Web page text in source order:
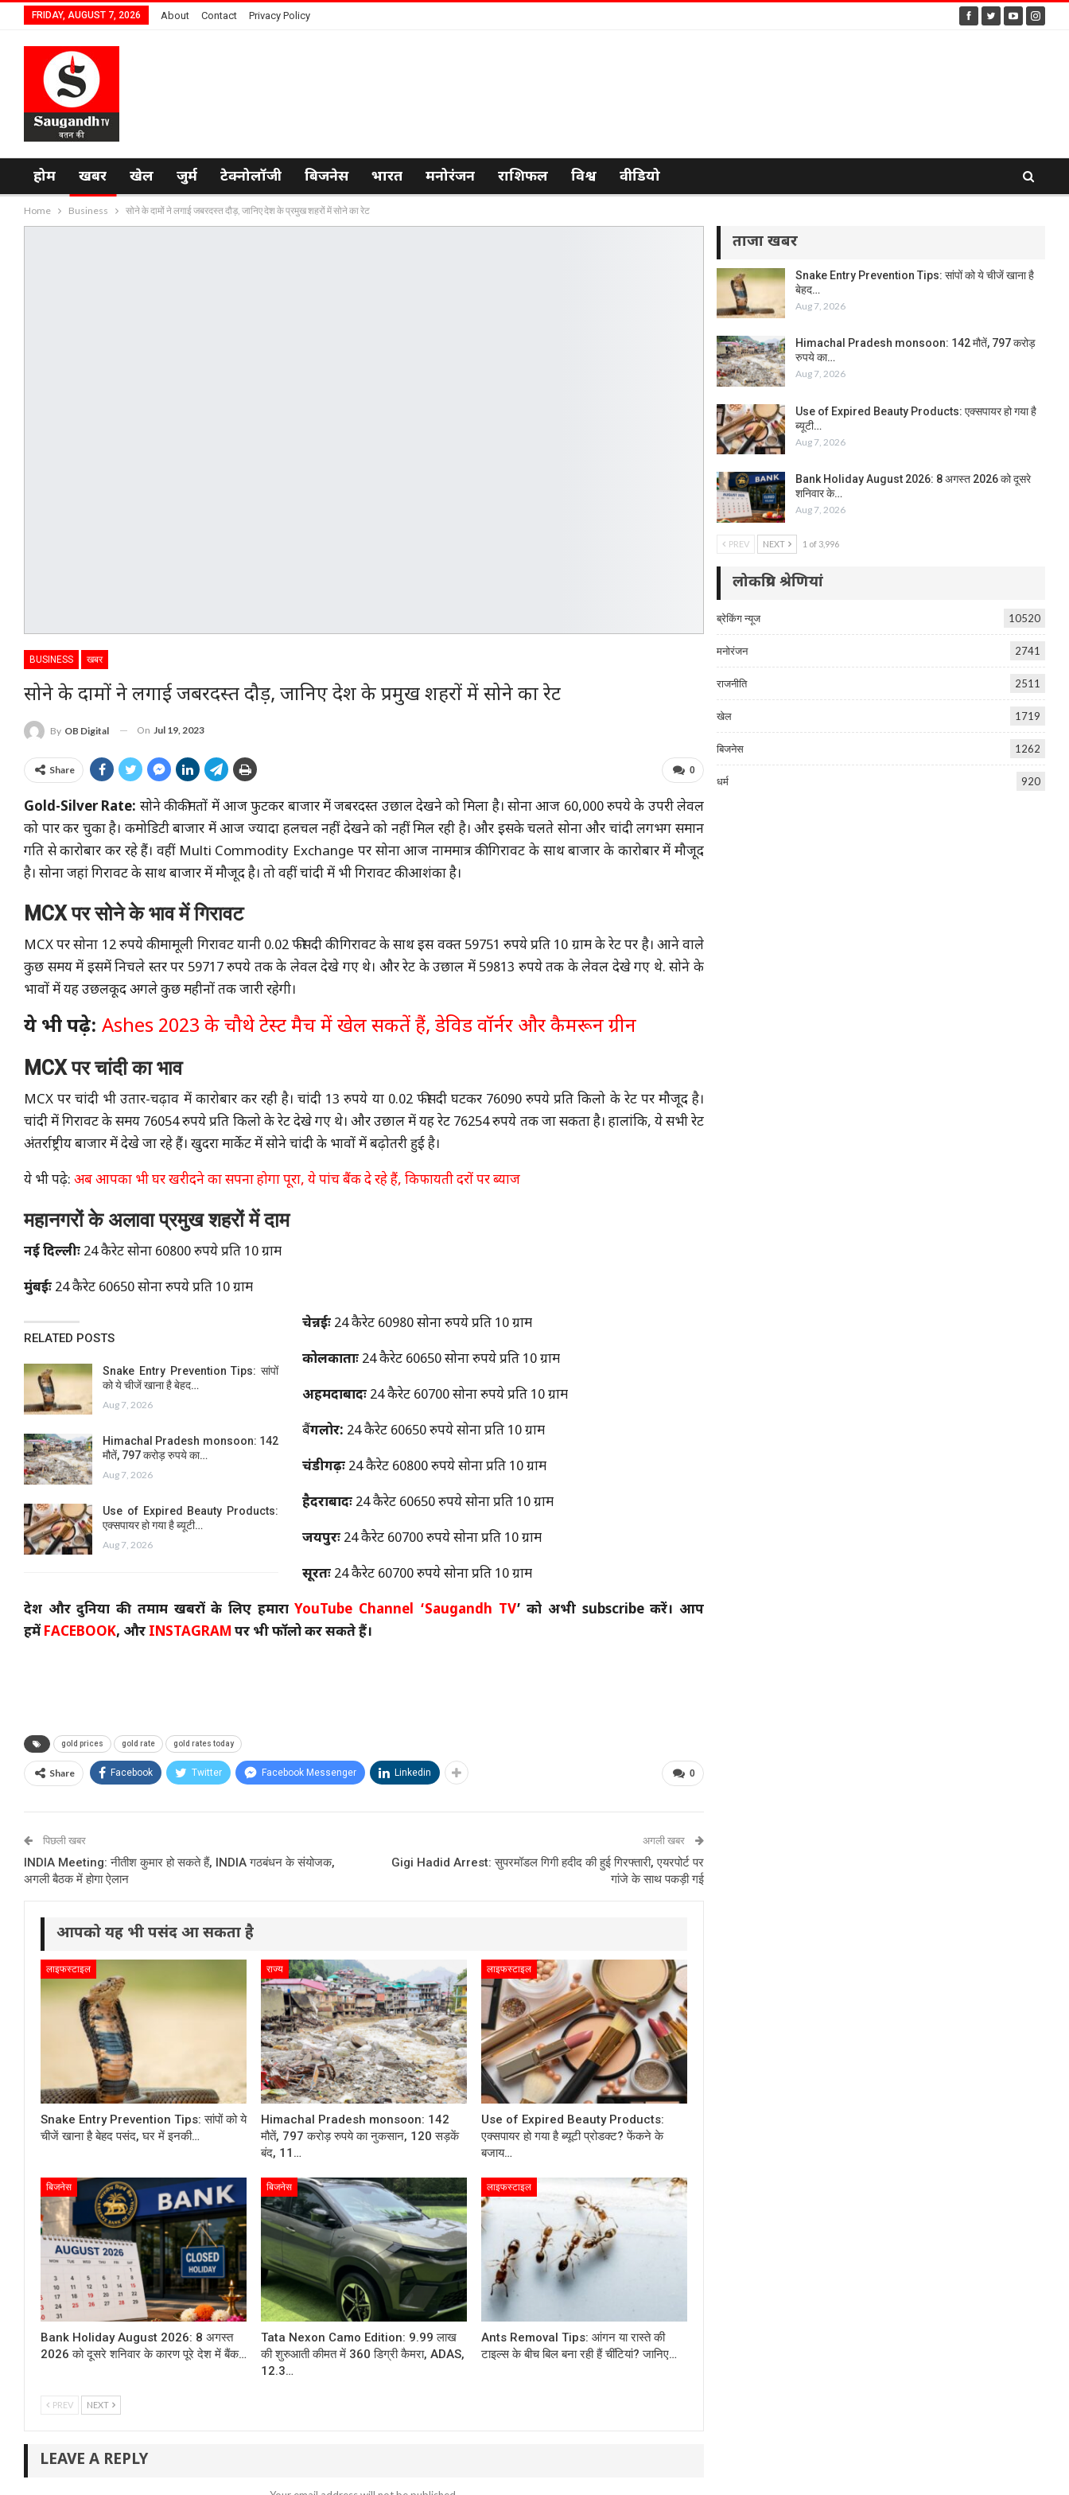
FRIDAY, AUGUST 7, 2026 About Contact Privacy Policy
होम खबर खेल जुर्म टेक्नोलॉजी बिजनेस भारत मनोरंजन राशिफल विश्व वीडियो
Home Business सोने के दामों ने लगाई जबरदस्त दौड़, जानिए देश के प्रमुख शहरों में सोने का रेट
BUSINESS खबर
सोने के दामों ने लगाई जबरदस्त दौड़, जानिए देश के प्रमुख शहरों में सोने का रेट
By OB Digital On Jul 19, 2023
0
Share
Gold-Silver Rate: सोने की कीमतों में आज फुटकर बाजार में जबरदस्त उछाल देखने को मिला है। सोना आज 60,000 रुपये के उपरी लेवल
को पार कर चुका है। कमोडिटी बाजार में आज ज्यादा हलचल नहीं देखने को नहीं मिल रही है। और इसके चलते सोना और चांदी लगभग समान
गति से कारोबार कर रहे हैं। वहीं Multi Commodity Exchange पर सोना आज नाममात्र की गिरावट के साथ बाजार के कारोबार में मौजूद
है। सोना जहां गिरावट के साथ बाजार में मौजूद है। तो वहीं चांदी में भी गिरावट की आशंका है।
MCX पर सोने के भाव में गिरावट
MCX पर सोना 12 रुपये की मामूली गिरावट यानी 0.02 फीसदी की गिरावट के साथ इस वक्त 59751 रुपये प्रति 10 ग्राम के रेट पर है। आने वाले
कुछ समय में इसमें निचले स्तर पर 59717 रुपये तक के लेवल देखे गए थे। और रेट के उछाल में 59813 रुपये तक के लेवल देखे गए थे. सोने के
भावों में यह उछलकूद अगले कुछ महीनों तक जारी रहेगी।
ये भी पढ़े: Ashes 2023 के चौथे टेस्ट मैच में खेल सकतें हैं, डेविड वॉर्नर और कैमरून ग्रीन
MCX पर चांदी का भाव
MCX पर चांदी भी उतार-चढ़ाव में कारोबार कर रही है। चांदी 13 रुपये या 0.02 फीसदी घटकर 76090 रुपये प्रति किलो के रेट पर मौजूद है।
चांदी में गिरावट के समय 76054 रुपये प्रति किलो के रेट देखे गए थे। और उछाल में यह रेट 76254 रुपये तक जा सकता है। हालांकि, ये सभी रेट
अंतर्राष्ट्रीय बाजार में देखे जा रहे हैं। खुदरा मार्केट में सोने चांदी के भावों में बढ़ोतरी हुई है।
ये भी पढ़े: अब आपका भी घर खरीदने का सपना होगा पूरा, ये पांच बैंक दे रहे हैं, किफायती दरों पर ब्याज
महानगरों के अलावा प्रमुख शहरों में दाम
नई दिल्लीः 24 कैरेट सोना 60800 रुपये प्रति 10 ग्राम
मुंबईः 24 कैरेट 60650 सोना रुपये प्रति 10 ग्राम
RELATED POSTS
Snake Entry Prevention Tips: सांपों
को ये चीजें खाना है बेहद…
Aug 7, 2026
Himachal Pradesh monsoon: 142
मौतें, 797 करोड़ रुपये का…
Aug 7, 2026
Use of Expired Beauty Products:
एक्सपायर हो गया है ब्यूटी…
Aug 7, 2026
चेन्नईः 24 कैरेट 60980 सोना रुपये प्रति 10 ग्राम
कोलकाताः 24 कैरेट 60650 सोना रुपये प्रति 10 ग्राम
अहमदाबादः 24 कैरेट 60700 सोना रुपये प्रति 10 ग्राम
बैंगलोर: 24 कैरेट 60650 रुपये सोना प्रति 10 ग्राम
चंडीगढ़ः 24 कैरेट 60800 रुपये सोना प्रति 10 ग्राम
हैदराबादः 24 कैरेट 60650 रुपये सोना प्रति 10 ग्राम
जयपुरः 24 कैरेट 60700 रुपये सोना प्रति 10 ग्राम
सूरतः 24 कैरेट 60700 रुपये सोना प्रति 10 ग्राम
देश और दुनिया की तमाम खबरों के लिए हमाराYouTube Channel ‘Saugandh TV’ को अभी subscribe करें। आप
हमें FACEBOOK, और INSTAGRAM पर भी फॉलो कर सकते हैं।
gold prices gold rate gold rates today
0
Share Facebook Twitter Facebook Messenger Linkedin
पिछली खबर
INDIA Meeting: नीतीश कुमार हो सकते हैं, INDIA गठबंधन के संयोजक,
अगली बैठक में होगा ऐलान
अगली खबर
Gigi Hadid Arrest: सुपरमॉडल गिगी हदीद की हुई गिरफ्तारी, एयरपोर्ट पर
गांजे के साथ पकड़ी गई
आपको यह भी पसंद आ सकता है
लाइफस्टाइल
Snake Entry Prevention Tips: सांपों को ये
चीजें खाना है बेहद पसंद, घर में इनकी…
राज्य
Himachal Pradesh monsoon: 142
मौतें, 797 करोड़ रुपये का नुकसान, 120 सड़कें
बंद, 11…
लाइफस्टाइल
Use of Expired Beauty Products:
एक्सपायर हो गया है ब्यूटी प्रोडक्ट? फेंकने के
बजाय…
बिजनेस
Bank Holiday August 2026: 8 अगस्त
2026 को दूसरे शनिवार के कारण पूरे देश में बैंक…
बिजनेस
Tata Nexon Camo Edition: 9.99 लाख
की शुरुआती कीमत में 360 डिग्री कैमरा, ADAS,
12.3…
लाइफस्टाइल
Ants Removal Tips: आंगन या रास्ते की
टाइल्स के बीच बिल बना रही हैं चींटियां? जानिए…
PREV NEXT
LEAVE A REPLY
ताजा खबर
Snake Entry Prevention Tips: सांपों को ये चीजें खाना है
बेहद…
Aug 7, 2026
Himachal Pradesh monsoon: 142 मौतें, 797 करोड़
रुपये का…
Aug 7, 2026
Use of Expired Beauty Products: एक्सपायर हो गया है
ब्यूटी…
Aug 7, 2026
Bank Holiday August 2026: 8 अगस्त 2026 को दूसरे
शनिवार के…
Aug 7, 2026
PREV NEXT 1 of 3,996
लोकप्रिय श्रेणियां
ब्रेकिंग न्यूज 10520
मनोरंजन 2741
राजनीति 2511
खेल 1719
बिजनेस 1262
धर्म 920